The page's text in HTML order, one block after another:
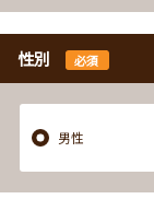
性別 必須
男性